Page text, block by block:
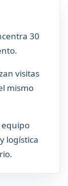
30
visitas
mismo
logística